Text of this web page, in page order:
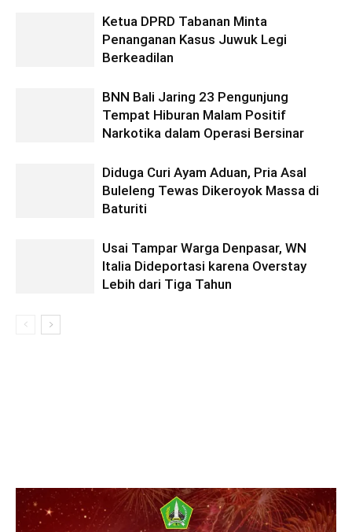
Ketua DPRD Tabanan Minta
Penanganan Kasus Juwuk Legi
Berkeadilan
BNN Bali Jaring 23 Pengunjung
Tempat Hiburan Malam Positif
Narkotika dalam Operasi Bersinar
Diduga Curi Ayam Aduan, Pria Asal
Buleleng Tewas Dikeroyok Massa di
Baturiti
Usai Tampar Warga Denpasar, WN
Italia Dideportasi karena Overstay
Lebih dari Tiga Tahun